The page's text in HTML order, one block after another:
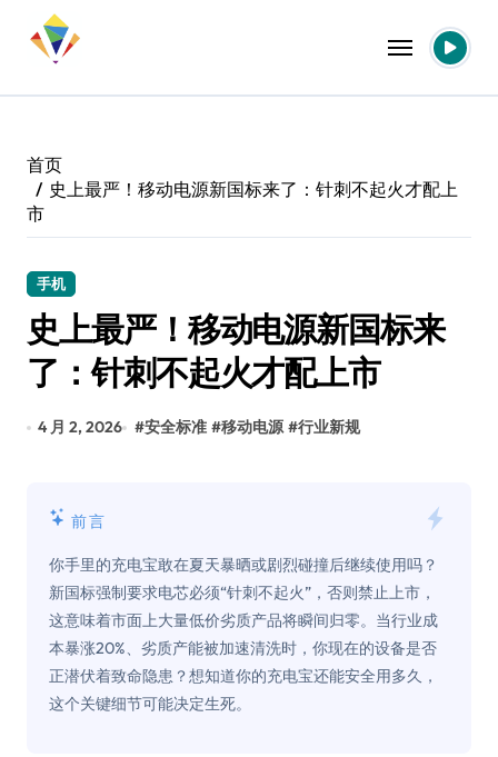
首页
史上最严！移动电源新国标来了：针刺不起火才配上
市
手机
史上最严！移动电源新国标来
了：针刺不起火才配上市
4 月 2, 2026 #安全标准 #移动电源 #行业新规
前言
你手里的充电宝敢在夏天暴晒或剧烈碰撞后继续使用吗？
新国标强制要求电芯必须“针刺不起火”，否则禁止上市，
这意味着市面上大量低价劣质产品将瞬间归零。当行业成
本暴涨20%、劣质产能被加速清洗时，你现在的设备是否
正潜伏着致命隐患？想知道你的充电宝还能安全用多久，
这个关键细节可能决定生死。